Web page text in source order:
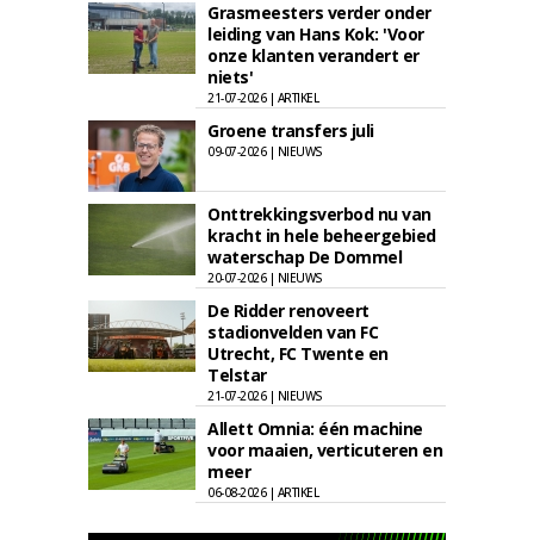
Grasmeesters verder onder
leiding van Hans Kok: 'Voor
onze klanten verandert er
niets'
21-07-2026 | ARTIKEL
Groene transfers juli
09-07-2026 | NIEUWS
Onttrekkingsverbod nu van
kracht in hele beheergebied
waterschap De Dommel
20-07-2026 | NIEUWS
De Ridder renoveert
stadionvelden van FC
Utrecht, FC Twente en
Telstar
21-07-2026 | NIEUWS
Allett Omnia: één machine
voor maaien, verticuteren en
meer
06-08-2026 | ARTIKEL